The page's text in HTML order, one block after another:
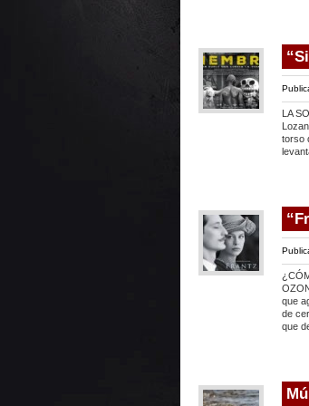
LA
torso
que
de
que